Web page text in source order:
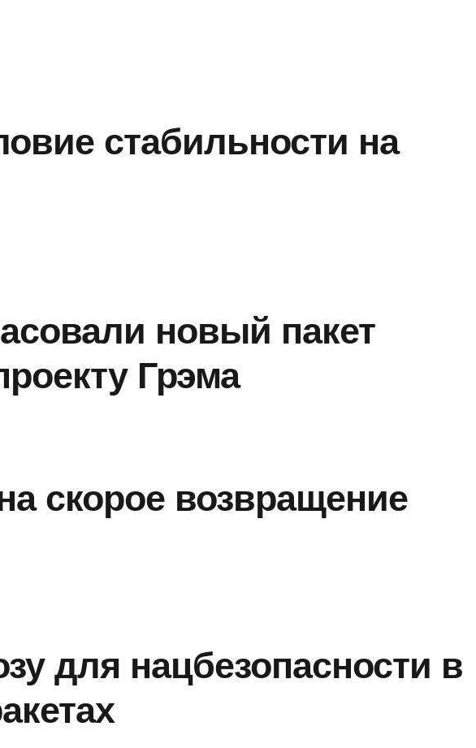
стабильности на
новый пакет
Грэма
скорое возвращение
для нацбезопасности в